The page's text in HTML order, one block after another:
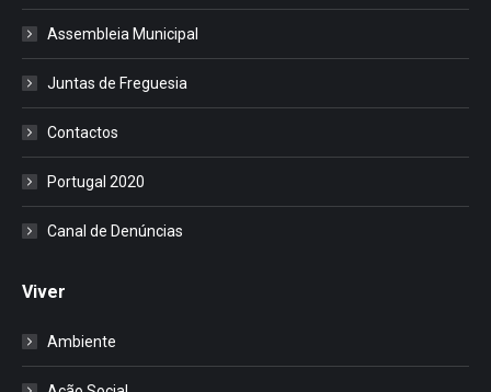
Assembleia Municipal
Juntas de Freguesia
Contactos
Portugal 2020
Canal de Denúncias
Viver
Ambiente